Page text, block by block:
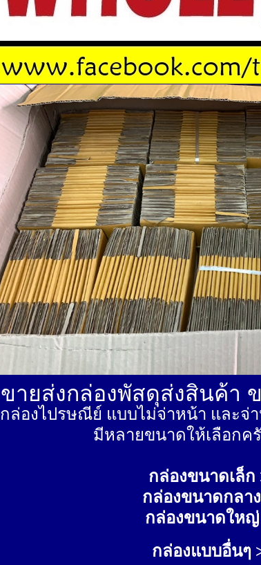
ขายส่งกล่องพัสดุส่งสินค้า
กล่องไปรษณีย์ แบบไม่จ่าหน้า และจ่
มีหลายขนาดให้เลือกค
กล่องขนาดเล็ก
กล่องขนาดกลา
กล่องขนาดใหญ่
กล่องแบบอื่นๆ